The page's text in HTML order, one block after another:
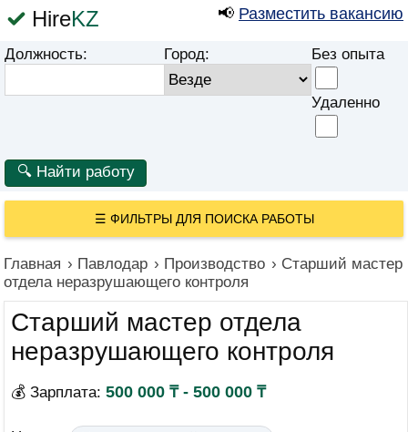
HireKZ 📢 Разместить вакансию
Должность: Город: Без опыта
Удаленно
☰ ФИЛЬТРЫ ДЛЯ ПОИСКА РАБОТЫ
Главная › Павлодар › Производство › Старший мастер
отдела неразрушающего контроля
Старший мастер отдела
неразрушающего контроля
💰 Зарплата: 500 000 ₸ - 500 000 ₸